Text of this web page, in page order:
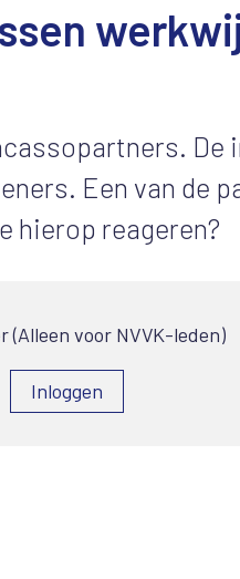
De
Een van de
hierop reageren?
(Alleen voor NVVK-leden)
Inloggen